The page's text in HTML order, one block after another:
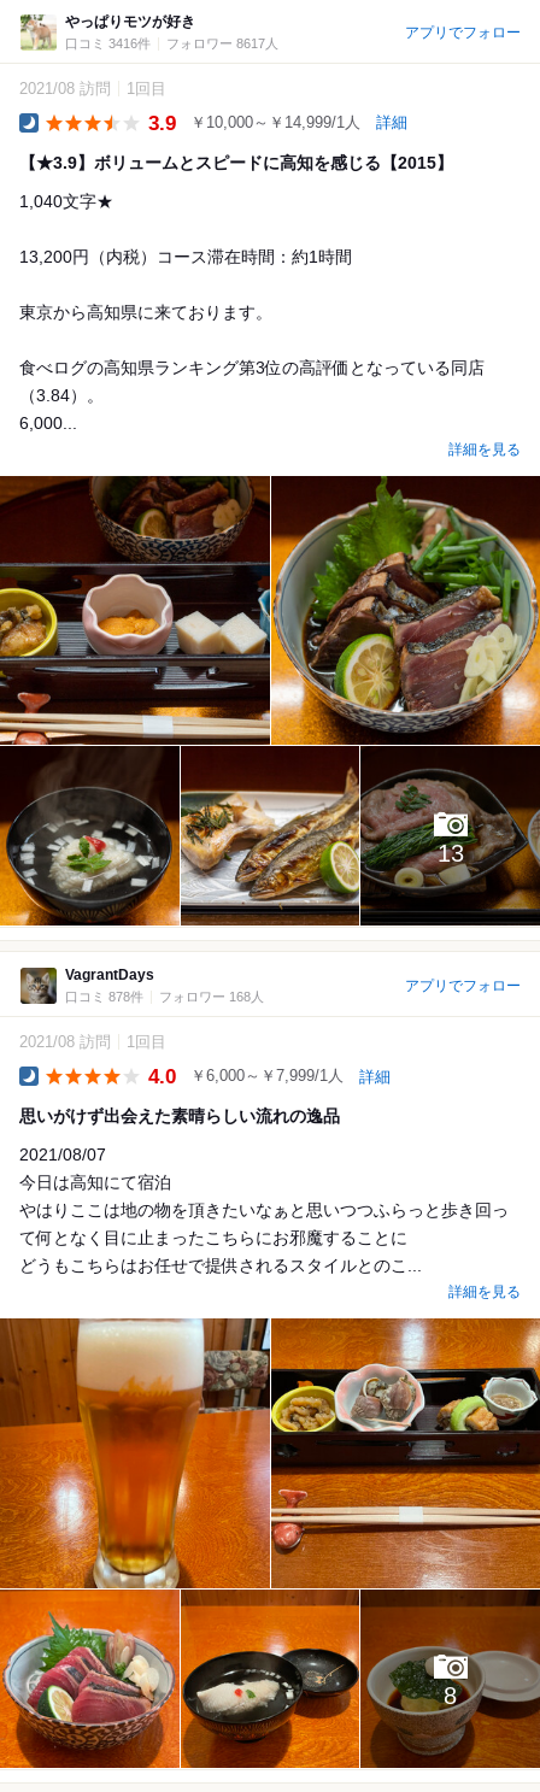
やっぱりモツが好き
口コミ 3416件 フォロワー 8617人
アプリでフォロー
2021/08 訪問 1回目
3.9 ￥10,000～￥14,999/1人 詳細
【★3.9】ボリュームとスピードに高知を感じる【2015】
1,040文字★
13,200円（内税）コース滞在時間：約1時間
東京から高知県に来ております。
食べログの高知県ランキング第3位の高評価となっている同店
（3.84）。
6,000...
詳細を見る
13
VagrantDays
口コミ 878件 フォロワー 168人
アプリでフォロー
2021/08 訪問 1回目
4.0 ￥6,000～￥7,999/1人 詳細
思いがけず出会えた素晴らしい流れの逸品
2021/08/07
今日は高知にて宿泊
やはりここは地の物を頂きたいなぁと思いつつふらっと歩き回っ
て何となく目に止まったこちらにお邪魔することに
どうもこちらはお任せで提供されるスタイルとのこ...
詳細を見る
8